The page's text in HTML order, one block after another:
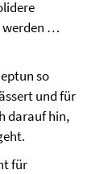
werden …
so
und für
darauf hin,
für